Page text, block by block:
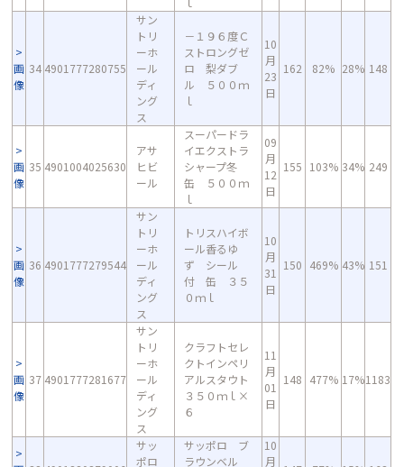
画
像
34 4901777280755
サン
トリ
ーホ
ール
ディ
ング
ス
－１９６度Ｃ
ストロングゼ
ロ 梨ダブ
ル ５００ｍ
ｌ
10
月
23
日
162 82% 28% 148
画
像
35 4901004025630
アサ
ヒビ
ール
スーパードラ
イエクストラ
シャープ冬
缶 ５００ｍ
ｌ
09
月
12
日
155 103% 34% 249
画
像
36 4901777279544
サン
トリ
ーホ
ール
ディ
ング
ス
トリスハイボ
ール香るゆ
ず シール
付 缶 ３５
０ｍｌ
10
月
31
日
150 469% 43% 151
画
像
37 4901777281677
サン
トリ
ーホ
ール
ディ
ング
ス
クラフトセレ
クトインペリ
アルスタウト
３５０ｍｌ×
６
11
月
01
日
148 477% 17%1183
サッ
ポロ
サッポロ ブ
ラウンベル
10
月